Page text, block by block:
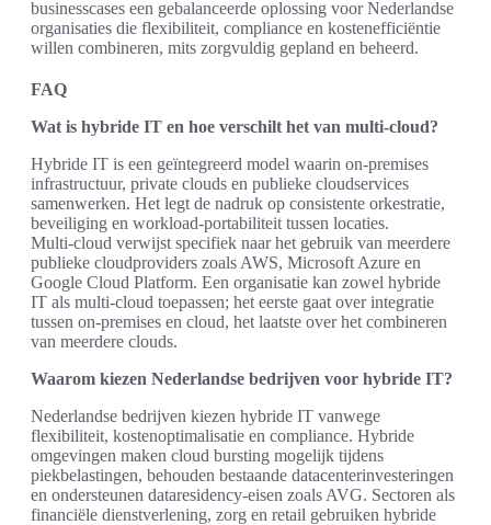
businesscases een gebalanceerde oplossing voor Nederlandse
organisaties die flexibiliteit, compliance en kostenefficiëntie
willen combineren, mits zorgvuldig gepland en beheerd.
FAQ
Wat is hybride IT en hoe verschilt het van multi-cloud?
Hybride IT is een geïntegreerd model waarin on‑premises
infrastructuur, private clouds en publieke cloudservices
samenwerken. Het legt de nadruk op consistente orkestratie,
beveiliging en workload‑portabiliteit tussen locaties.
Multi‑cloud verwijst specifiek naar het gebruik van meerdere
publieke cloudproviders zoals AWS, Microsoft Azure en
Google Cloud Platform. Een organisatie kan zowel hybride
IT als multi‑cloud toepassen; het eerste gaat over integratie
tussen on‑premises en cloud, het laatste over het combineren
van meerdere clouds.
Waarom kiezen Nederlandse bedrijven voor hybride IT?
Nederlandse bedrijven kiezen hybride IT vanwege
flexibiliteit, kostenoptimalisatie en compliance. Hybride
omgevingen maken cloud bursting mogelijk tijdens
piekbelastingen, behouden bestaande datacenterinvesteringen
en ondersteunen dataresidency-eisen zoals AVG. Sectoren als
financiële dienstverlening, zorg en retail gebruiken hybride